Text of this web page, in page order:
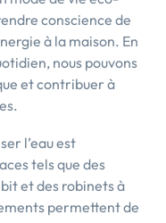
conscience de
à la maison. En
nous pouvons
et contribuer à
l’eau est
tels que des
et des robinets à
permettent de